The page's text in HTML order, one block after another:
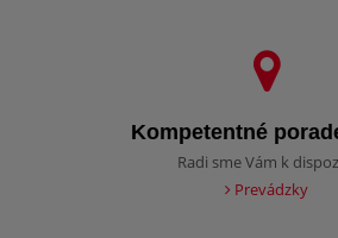
Kompetentné
Radi sme Vám k
Prevádzky